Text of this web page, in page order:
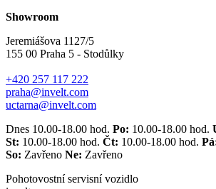
Showroom
Jeremiášova 1127/5
155 00 Praha 5 - Stodůlky
+420 257 117 222
praha@invelt.com
uctarna@invelt.com
Dnes 10.00-18.00 hod. Po: 10.00-18.00 hod.
St: 10.00-18.00 hod. Čt: 10.00-18.00 hod.
So: Zavřeno Ne: Zavřeno
Pohotovostní servisní vozidlo